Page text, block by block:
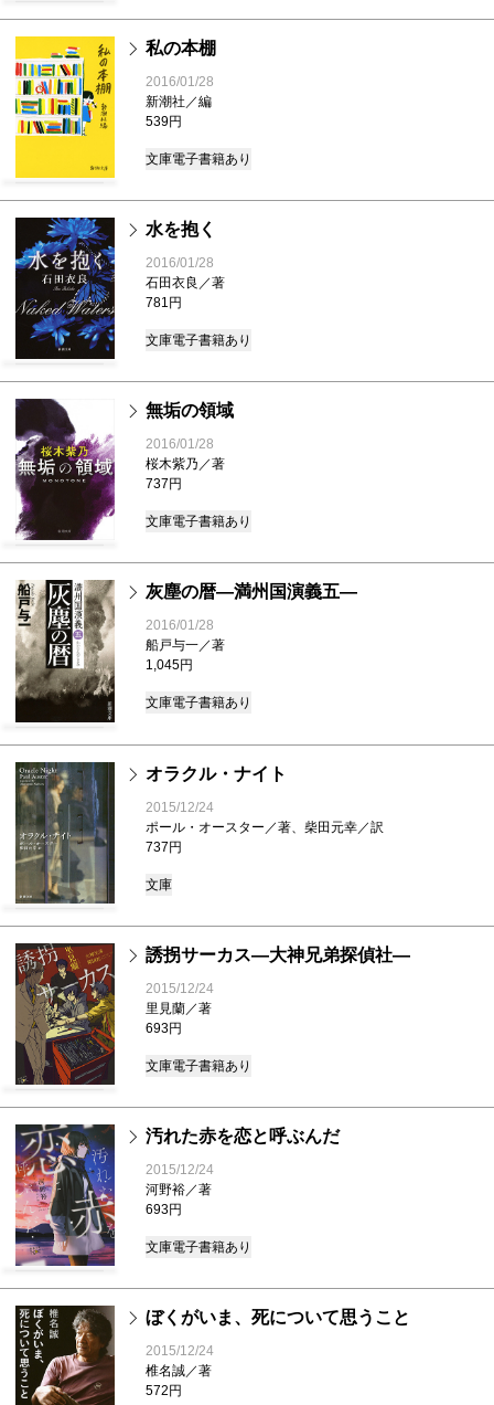
私の本棚
2016/01/28
新潮社／編
539円
文庫電子書籍あり
水を抱く
2016/01/28
石田衣良／著
781円
文庫電子書籍あり
無垢の領域
2016/01/28
桜木紫乃／著
737円
文庫電子書籍あり
灰塵の暦―満州国演義五―
2016/01/28
船戸与一／著
1,045円
文庫電子書籍あり
オラクル・ナイト
2015/12/24
ポール・オースター／著、柴田元幸／訳
737円
文庫
誘拐サーカス―大神兄弟探偵社―
2015/12/24
里見蘭／著
693円
文庫電子書籍あり
汚れた赤を恋と呼ぶんだ
2015/12/24
河野裕／著
693円
文庫電子書籍あり
ぼくがいま、死について思うこと
2015/12/24
椎名誠／著
572円